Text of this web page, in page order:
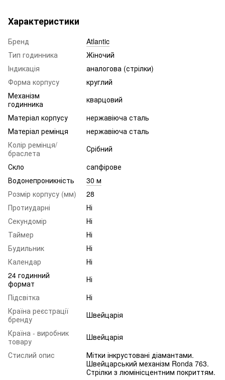
Характеристики
Бренд
Atlantic
Тип годинника
Жіночий
Індикація
аналогова (стрілки)
Форма корпусу
круглий
Механізм
годинника
кварцовий
Матеріал корпусу
нержавіюча сталь
Матеріал ремінця
нержавіюча сталь
Колір ремінця/
браслета
Срібний
Скло
сапфірове
Водонепроникність
30 м
Розмір корпусу (мм)
28
Протиударні
Ні
Секундомір
Ні
Таймер
Ні
Будильник
Ні
Календар
Ні
24 годинний
формат
Ні
Підсвітка
Ні
Країна реєстрації
бренду
Швейцарія
Країна - виробник
товару
Швейцарія
Стислий опис
Мітки інкрустовані діамантами.
Швейцарський механізм Ronda 763.
Стрілки з люмінісцентним покриттям.